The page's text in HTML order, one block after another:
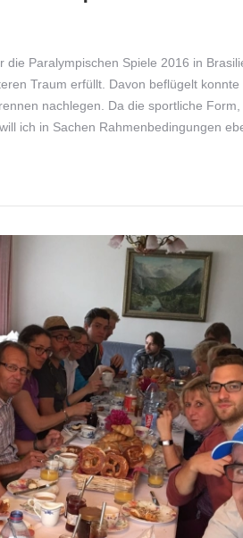
die Paralympischen Spiele 2016 in
Traum erfüllt. Davon beflügelt
nachlegen. Da die sportliche
ich in Sachen Rahmenbedingungen